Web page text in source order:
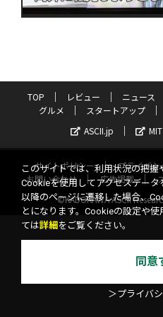
TOP レビュー ニュース
グルメ
スタートアップ
ASCII.jp
サイトポリシー プライバシ
お問い合わせ
広告掲載
©KADOKAWA ASCII
このサイトでは、利用状況の把握
Cookieを使用してアクセスデー
以降のページに遷移した場合、
とになります。Cookieの設定や
ては詳細 をご覧ください。
同意
＞プライバ